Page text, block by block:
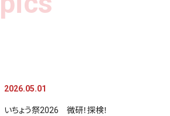
2026.05.01
いちょう祭2026 微研！探検！